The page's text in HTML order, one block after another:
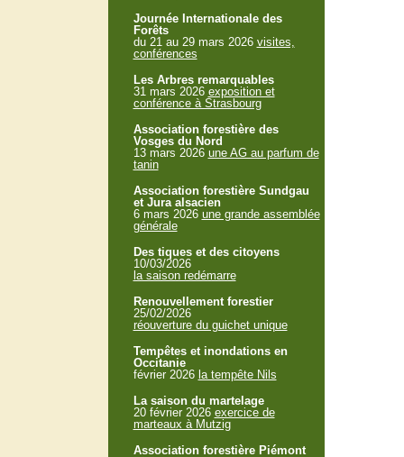
Journée Internationale des
Forêts
du 21 au 29 mars 2026 visites,
conférences
Les Arbres remarquables
31 mars 2026 exposition et
conférence à Strasbourg
Association forestière des
Vosges du Nord
13 mars 2026 une AG au parfum de
tanin
Association forestière Sundgau
et Jura alsacien
6 mars 2026 une grande assemblée
générale
Des tiques et des citoyens
10/03/2026
la saison redémarre
Renouvellement forestier
25/02/2026
réouverture du guichet unique
Tempêtes et inondations en
Occitanie
février 2026 la tempête Nils
La saison du martelage
20 février 2026 exercice de
marteaux à Mutzig
Association forestière Piémont